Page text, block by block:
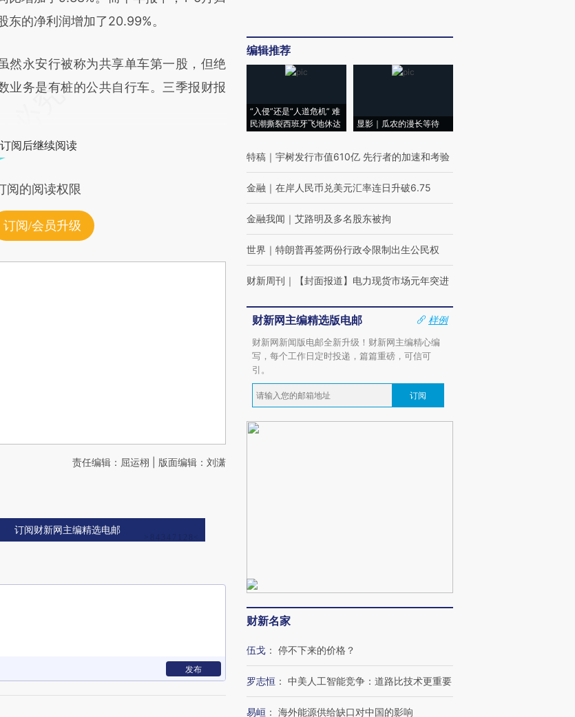
东的净利润增加了20.99%。
永安行被称为共享单车第一股，但绝
业务是有桩的公共自行车。三季报财报
阅后继续阅读
阅的阅读权限
订阅/会员升级
责任编辑：屈运栩 | 版面编辑：刘潇
订阅财新网主编精选电邮
发布
编辑推荐
“入侵”还是“人道危机” 难
民潮撕裂西班牙飞地休达
显影｜瓜农的漫长等待
特稿 ｜ 宇树发行市值610亿 先行者的加速和考验
金融 ｜ 在岸人民币兑美元汇率连日升破6.75
金融我闻 ｜ 艾路明及多名股东被拘
世界 ｜ 特朗普再签两份行政令限制出生公民权
财新周刊 ｜ 【封面报道】电力现货市场元年突进
财新网主编精选版电邮
样例
财新网新闻版电邮全新升级！财新网主编精心编
写，每个工作日定时投递，篇篇重磅，可信可
引。
订阅
财新名家
伍戈 ： 停不下来的价格？
罗志恒 ： 中美人工智能竞争：道路比技术更重要
易峘 ： 海外能源供给缺口对中国的影响